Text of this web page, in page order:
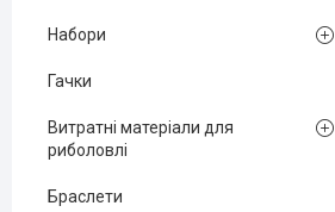
Набори
Гачки
Витратні матеріали для
риболовлі
Браслети